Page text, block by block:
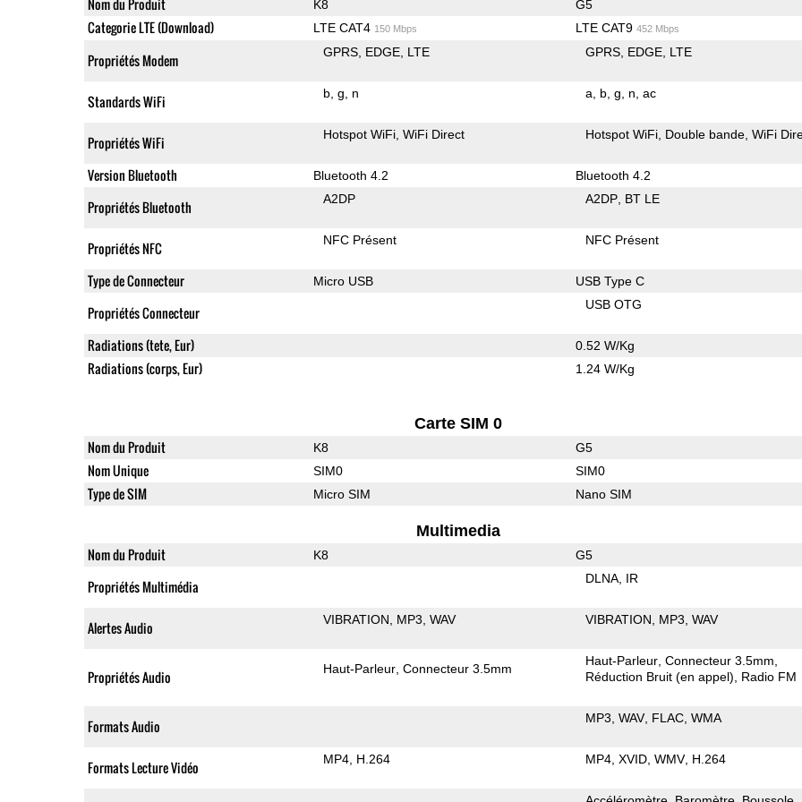
Nom du Produit K8 G5
Categorie LTE (Download) LTE CAT4 150 Mbps LTE CAT9 452 Mbps
Propriétés Modem GPRS EDGE LTE GPRS EDGE LTE
Standards WiFi b g n a b g n ac
Propriétés WiFi Hotspot WiFi WiFi Direct Hotspot WiFi Double bande WiFi
Version Bluetooth Bluetooth 4.2 Bluetooth 4.2
Propriétés Bluetooth A2DP A2DP BT LE
Propriétés NFC NFC Présent NFC Présent
Type de Connecteur Micro USB USB Type C
Propriétés Connecteur USB OTG
Radiations (tete, Eur) 0.52 W/Kg
Radiations (corps, Eur) 1.24 W/Kg
Carte SIM 0
Nom du Produit K8 G5
Nom Unique SIM0 SIM0
Type de SIM Micro SIM Nano SIM
Multimedia
Nom du Produit K8 G5
Propriétés Multimédia DLNA IR
Alertes Audio VIBRATION MP3 WAV VIBRATION MP3 WAV
Propriétés Audio Haut-Parleur Connecteur 3.5mm
Haut-Parleur Connecteur 3.5mm
Réduction Bruit (en appel)
Radio FM
Formats Audio MP3 WAV FLAC WMA
Formats Lecture Vidéo MP4 H.264 MP4 XVID WMV H.264